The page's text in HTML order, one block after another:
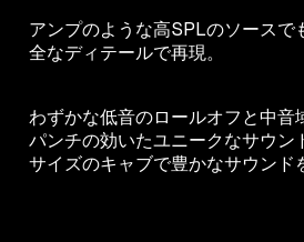
アンプのような高SPLのソースで
全なディテールで再現。
わずかな低音のロールオフと中音
パンチの効いたユニークなサウン
サイズのキャブで豊かなサウンド